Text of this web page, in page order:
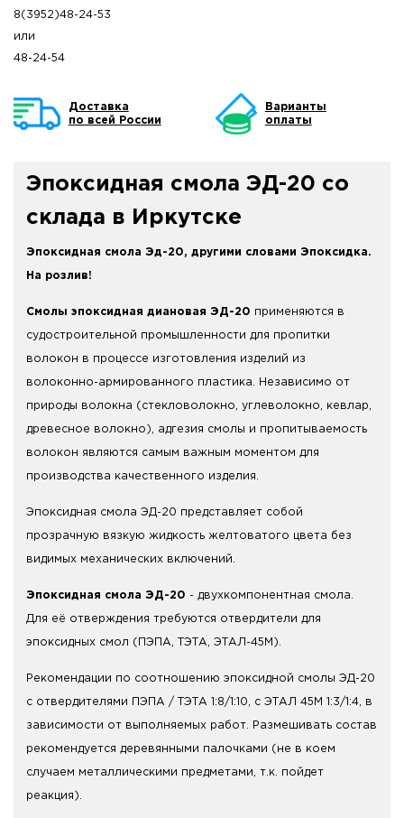
8(3952)48-24-53
или
48-24-54
Доставка
по всей России
Варианты
оплаты
Эпоксидная смола ЭД-20 со
склада в Иркутске
Эпоксидная смола Эд-20, другими словами Эпоксидка.
На розлив!
Смолы эпоксидная диановая ЭД-20 применяются в
судостроительной промышленности для пропитки
волокон в процессе изготовления изделий из
волоконно-армированного пластика. Независимо от
природы волокна (стекловолокно, углеволокно, кевлар,
древесное волокно), адгезия смолы и пропитываемость
волокон являются самым важным моментом для
производства качественного изделия.
Эпоксидная смола ЭД-20 представляет собой
прозрачную вязкую жидкость желтоватого цвета без
видимых механических включений.
Эпоксидная смола ЭД-20 - двухкомпонентная смола.
Для её отверждения требуются отвердители для
эпоксидных смол (ПЭПА, ТЭТА, ЭТАЛ-45М).
Рекомендации по соотношению эпоксидной смолы ЭД-20
с отвердителями ПЭПА / ТЭТА 1:8/1:10, с ЭТАЛ 45М 1:3/1:4, в
зависимости от выполняемых работ. Размешивать состав
рекомендуется деревянными палочками (не в коем
случаем металлическими предметами, т.к. пойдет
реакция).